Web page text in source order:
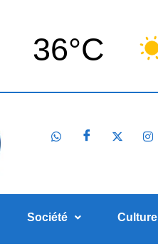
36°C
Société Culture